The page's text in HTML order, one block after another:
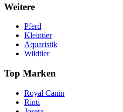
Weitere
Pferd
Kleintier
Aquaristik
Wildtier
Top Marken
Royal Canin
Rinti